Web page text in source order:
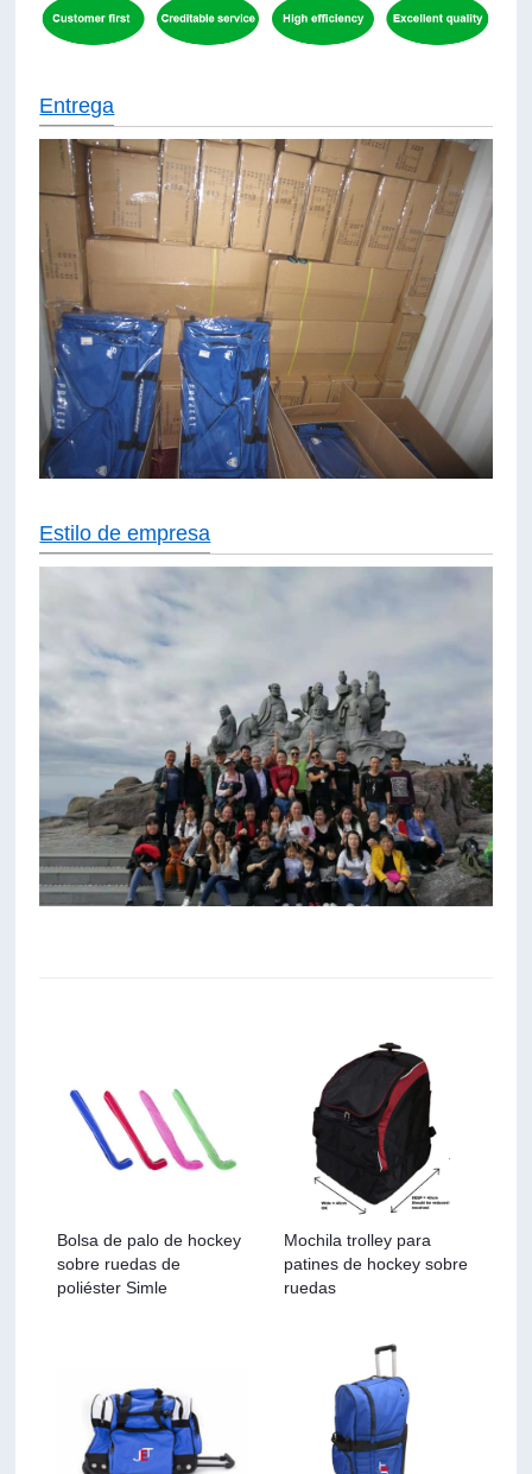
Entrega
Estilo de empresa
Bolsa de palo de hockey
sobre ruedas de
poliéster Simle
Mochila trolley para
patines de hockey sobre
ruedas